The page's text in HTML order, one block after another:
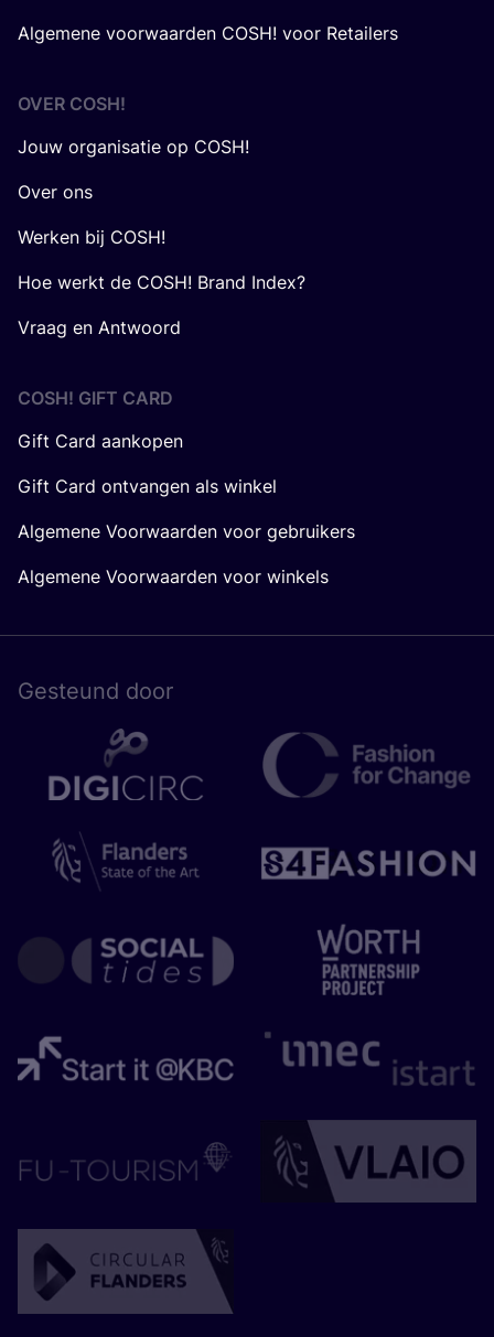
Algemene voorwaarden COSH! voor Retailers
OVER COSH!
Jouw organisatie op COSH!
Over ons
Werken bij COSH!
Hoe werkt de COSH! Brand Index?
Vraag en Antwoord
COSH! GIFT CARD
Gift Card aankopen
Gift Card ontvangen als winkel
Algemene Voorwaarden voor gebruikers
Algemene Voorwaarden voor winkels
Gesteund door